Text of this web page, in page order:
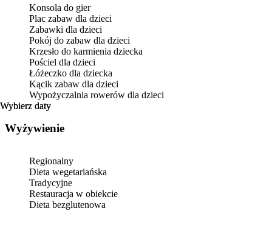
Wybierz daty
Wybierz daty
Konsola do gier
Plac zabaw dla dzieci
Zabawki dla dzieci
Pokój do zabaw dla dzieci
Krzesło do karmienia dziecka
Pościel dla dzieci
Łóżeczko dla dziecka
Kącik zabaw dla dzieci
Wypożyczalnia rowerów dla dzieci
Wyżywienie
Regionalny
Dieta wegetariańska
Tradycyjne
Restauracja w obiekcie
Dieta bezglutenowa